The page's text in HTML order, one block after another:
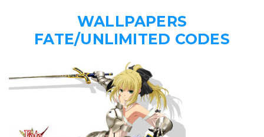
VIDEOJUEGOS
WALLPAPERS
WALLPAPERS
FATE/UNLIMITED CODES